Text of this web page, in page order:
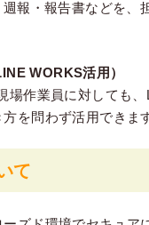
報・報告書などを
WORKS活用）
場作業員に対しても
を問わず活用できま
て